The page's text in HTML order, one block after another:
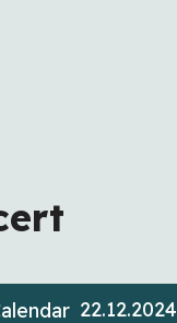
22.12.2024